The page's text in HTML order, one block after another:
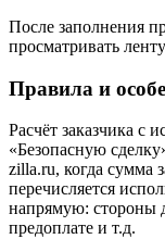
После заполнения
просматривать
Правила и
Расчёт заказчика с
«Безопасную
zilla.ru, когда сумма
перечисляется
напрямую: стороны
предоплате и т.д.